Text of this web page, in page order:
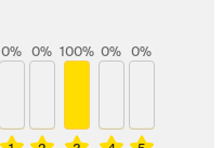
0% 0% 100% 0% 0%